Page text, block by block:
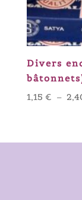
Divers
1,15 € –